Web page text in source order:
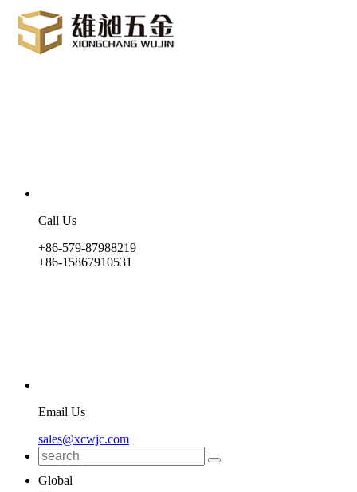
Call Us
+86-579-87988219
+86-15867910531
Email Us
sales@xcwjc.com
Global